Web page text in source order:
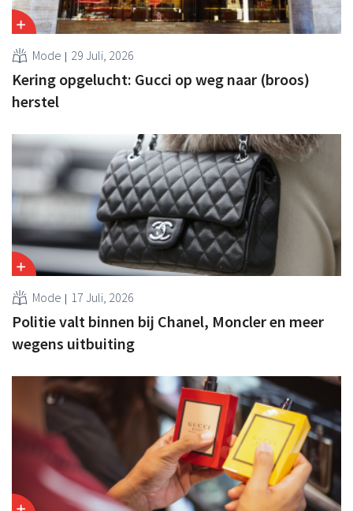
Mode 29 Juli, 2026
Kering opgelucht: Gucci op weg naar (broos)
herstel
Mode 17 Juli, 2026
Politie valt binnen bij Chanel, Moncler en meer
wegens uitbuiting